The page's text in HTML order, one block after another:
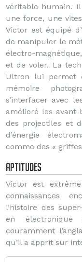
véritable humain.
une force, une
Victor est équipé
de manipuler le
électro-
et de voler. La
Ultron lui permet
mémoire
s’interfacer avec
amélioré les
des projectiles et
d’énergie
comme des «
Aptitudes
Victor est
connaissances
l’histoire des
en
couramment
qu’il a apprit sur